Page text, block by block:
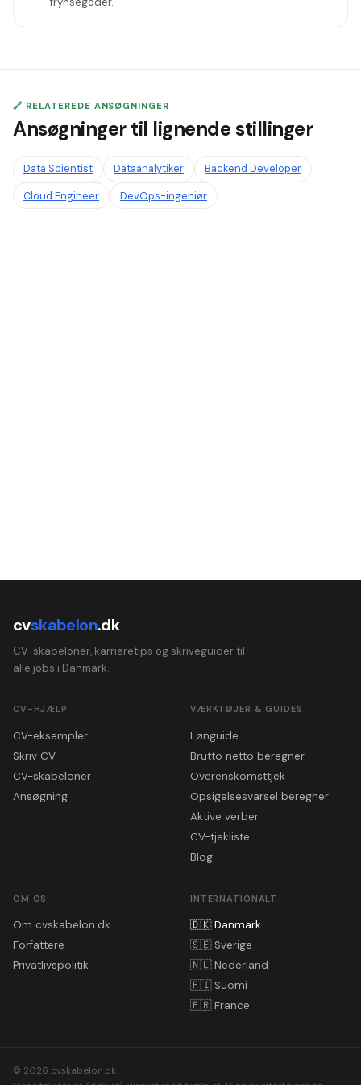
🔗 RELATEREDE ANSØGNINGER
Ansøgninger til lignende stillinger
Data Scientist Dataanalytiker
Backend Developer
Cloud Engineer
DevOps-ingeniør
cvskabelon.dk
CV-skabeloner, karrieretips og skriveguider til
alle jobs i Danmark.
CV-HJÆLP
CV-eksempler
Skriv CV
CV-skabeloner
Ansøgning
VÆRKTØJER & GUIDES
Lønguide
Brutto netto beregner
Overenskomsttjek
Opsigelsesvarsel beregner
Aktive verber
CV-tjekliste
Blog
OM OS
Om cvskabelon.dk
Forfattere
Privatlivspolitik
INTERNATIONALT
🇩🇰 Danmark
🇸🇪 Sverige
🇳🇱 Nederland
🇫🇮 Suomi
🇫🇷 France
© 2026 cvskabelon.dk